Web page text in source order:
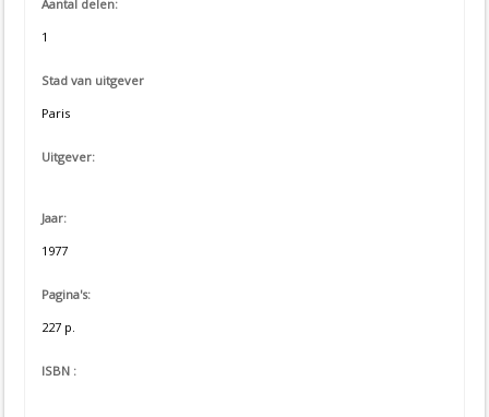
Aantal delen:
1
Stad van uitgever
Paris
Uitgever:
Jaar:
1977
Pagina's:
227 p.
ISBN :